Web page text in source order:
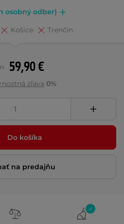
osobný odber)
Košice Trenčín
59,90 €
zľava 0%
Do košíka
na predajňu